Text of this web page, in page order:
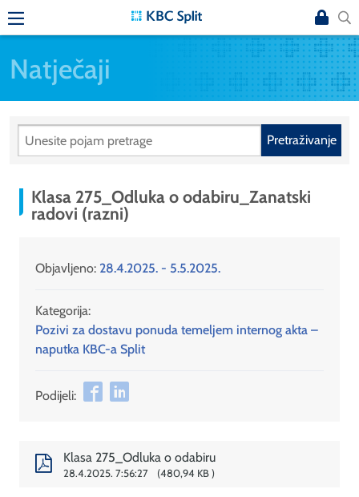
Natječaji
Pretraživanje
Klasa 275_Odluka o odabiru_Zanatski
radovi (razni)
Objavljeno: 28.4.2025. - 5.5.2025.
Kategorija:
Pozivi za dostavu ponuda temeljem internog akta –
naputka KBC-a Split
Podijeli:
Klasa 275_Odluka o odabiru
28.4.2025. 7:56:27 480,94 KB